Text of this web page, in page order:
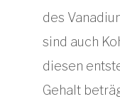
des
sind auch
diesen
Gehalt